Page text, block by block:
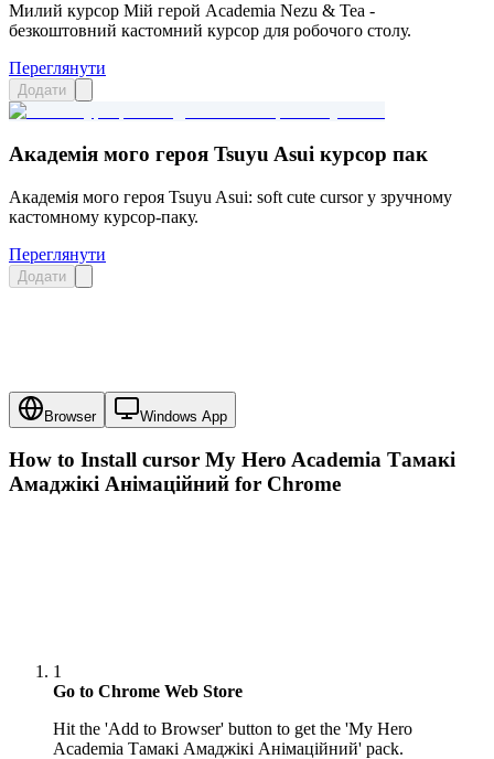
Милий курсор Мій герой Academia Nezu & Tea -
безкоштовний кастомний курсор для робочого столу.
Переглянути
Додати
Академія мого героя Tsuyu Asui курсор пак
Академія мого героя Tsuyu Asui: soft cute cursor у зручному
кастомному курсор-паку.
Переглянути
Додати
Browser Windows App
How to Install cursor My Hero Academia Тамакі
Амаджікі Анімаційний for Chrome
1
Go to Chrome Web Store
Hit the 'Add to Browser' button to get the 'My Hero
Academia Тамакі Амаджікі Анімаційний' pack.